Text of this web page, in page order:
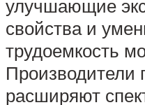
улучшающие
свойства и
трудоемкость
Производители
расширяют